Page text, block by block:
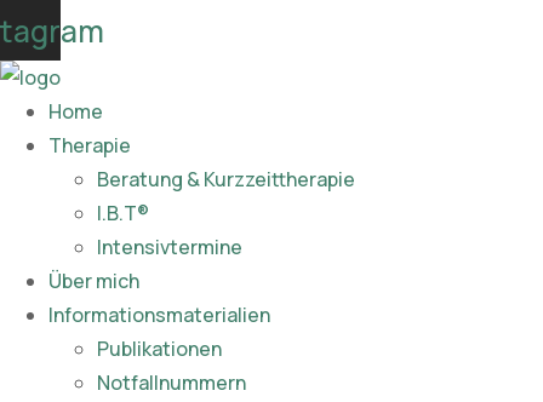
Skip
to
content
Home
Therapie
Beratung & Kurzzeittherapie
I.B.T®
Intensivtermine
Über mich
Informationsmaterialien
Publikationen​
Notfallnummern